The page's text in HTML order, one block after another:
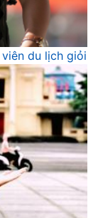
du lịch giỏi